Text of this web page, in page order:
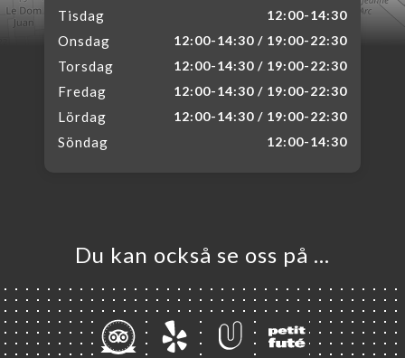
Tisdag 12:00-14:30
Onsdag 12:00-14:30 / 19:00-22:30
Torsdag 12:00-14:30 / 19:00-22:30
Fredag 12:00-14:30 / 19:00-22:30
Lördag 12:00-14:30 / 19:00-22:30
Söndag 12:00-14:30
Du kan också se oss på …